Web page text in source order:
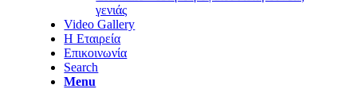
γενιάς
Video Gallery
Η Εταιρεία
Επικοινωνία
Search
Menu